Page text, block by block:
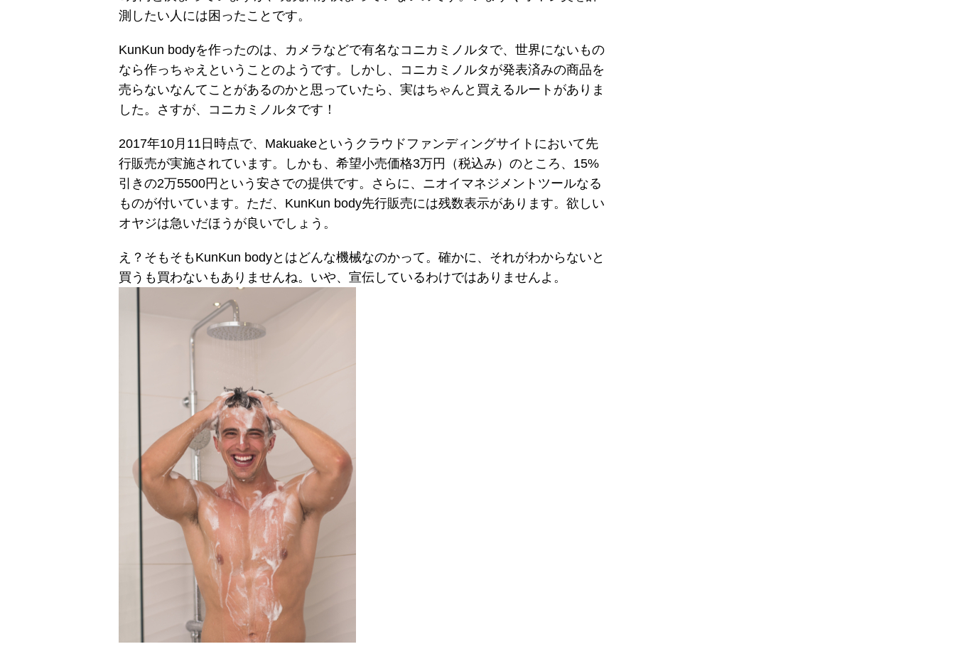
測したい人には困ったことです。
KunKun bodyを作ったのは、カメラなどで有名なコニカミノルタで、世界にないもの
なら作っちゃえということのようです。しかし、コニカミノルタが発表済みの商品を
売らないなんてことがあるのかと思っていたら、実はちゃんと買えるルートがありま
した。さすが、コニカミノルタです！
2017年10月11日時点で、Makuakeというクラウドファンディングサイトにおいて先
行販売が実施されています。しかも、希望小売価格3万円（税込み）のところ、15%
引きの2万5500円という安さでの提供です。さらに、ニオイマネジメントツールなる
ものが付いています。ただ、KunKun body先行販売には残数表示があります。欲しい
オヤジは急いだほうが良いでしょう。
え？そもそもKunKun bodyとはどんな機械なのかって。確かに、それがわからないと
買うも買わないもありませんね。いや、宣伝しているわけではありませんよ。